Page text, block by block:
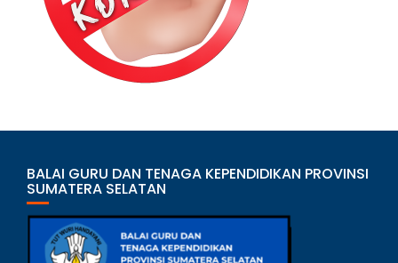
BALAI GURU DAN TENAGA KEPENDIDIKAN PROVINSI
SUMATERA SELATAN